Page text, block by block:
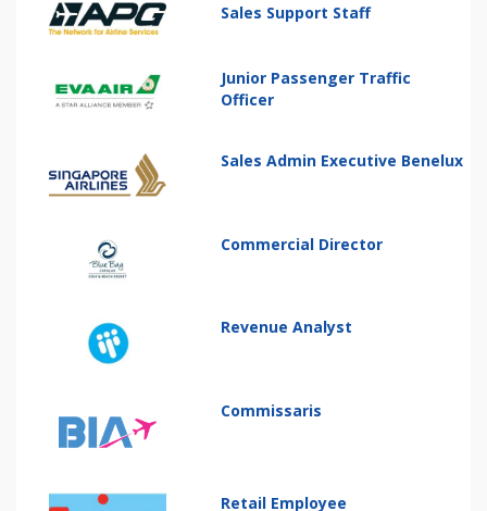
Sales Support Staff
Junior Passenger Traffic
Officer
Sales Admin Executive Benelux
Commercial Director
Revenue Analyst
Commissaris
Retail Employee